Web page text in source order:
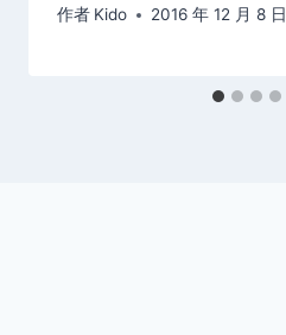
作者 Kido 2016 年 12 月 8 日